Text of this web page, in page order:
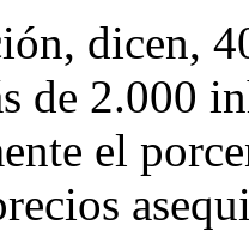
dicen,
de 2.000
el